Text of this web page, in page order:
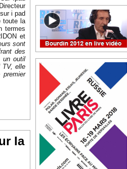
i pad
toute la
termes
et
sont
des
un outil
TV, elle
premier
la